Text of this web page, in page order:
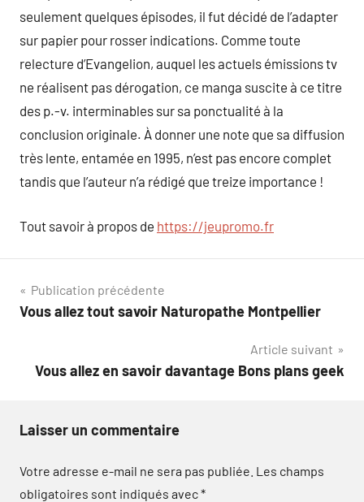
seulement quelques épisodes, il fut décidé de l’adapter
sur papier pour rosser indications. Comme toute
relecture d’Evangelion, auquel les actuels émissions tv
ne réalisent pas dérogation, ce manga suscite à ce titre
des p.-v. interminables sur sa ponctualité à la
conclusion originale. À donner une note que sa diffusion
très lente, entamée en 1995, n’est pas encore complet
tandis que l’auteur n’a rédigé que treize importance !
Tout savoir à propos de https://jeupromo.fr
Navigation
de
Publication précédente
Vous allez tout savoir Naturopathe Montpellier
Article suivant
Vous allez en savoir davantage Bons plans geek
Laisser un commentaire
Votre adresse e-mail ne sera pas publiée. Les champs
obligatoires sont indiqués avec*